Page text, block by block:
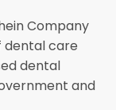
Company
dental care
dental
and